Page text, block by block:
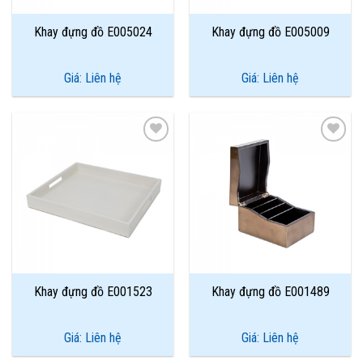
Khay đựng đồ E005024
Giá: Liên hệ
Khay đựng đồ E005009
Giá: Liên hệ
Add to
Wishlist
Khay đựng đồ E001523
Giá: Liên hệ
Khay đựng đồ E001489
Giá: Liên hệ